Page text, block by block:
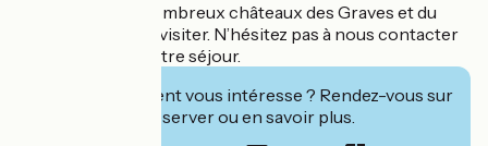
A proximité, de nombreux châteaux des Graves et du
Sauternais sont à visiter. N’hésitez pas à nous contacter
pour organiser votre séjour.
Cet établissement vous intéresse ? Rendez-vous sur
leur site pour réserver ou en savoir plus.